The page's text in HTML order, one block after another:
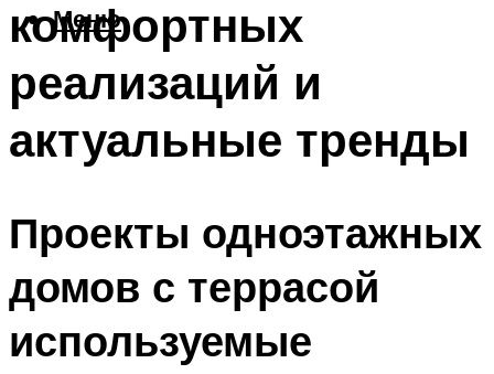
Меню
комфортных
реализаций и
актуальные тренды
Проекты одноэтажных
домов с террасой
используемые